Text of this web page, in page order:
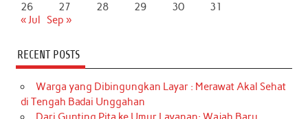
26
27 28 29 30
31
« Jul
Sep »
RECENT POSTS
Warga yang Dibingungkan Layar : Merawat Akal Sehat
di Tengah Badai Unggahan